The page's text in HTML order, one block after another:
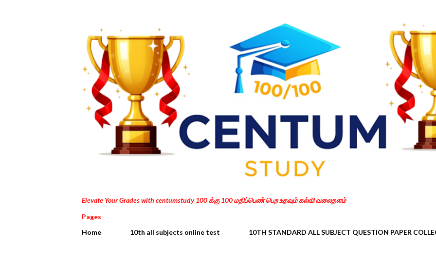
Elevate Your Grades with centumstudy 100 க்கு 100 மதிப்பெண் பெற உதவும் கல்வி வலைதளம்
Pages
Home
10th all subjects online test 10TH STANDARD ALL SUBJECT QUESTION PAPER